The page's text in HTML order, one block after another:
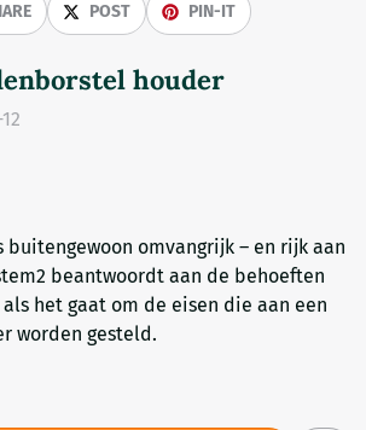
POST PIN-IT
houder
buitengewoon omvangrijk – en rijk aan
beantwoordt aan de behoeften
het gaat om de eisen die aan een
worden gesteld.